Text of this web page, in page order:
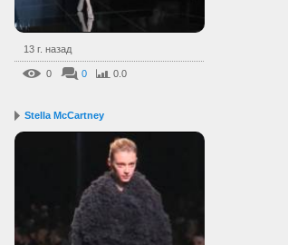
13 г. назад
0 0 0.0
Stella McCartney